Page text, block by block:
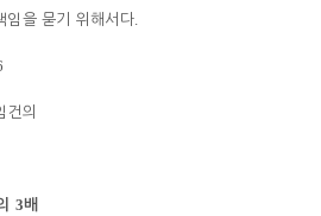
임을 묻기 위해서다.
건의
3배